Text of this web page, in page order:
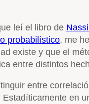
leí el libro de
probabilístico, me
existe y que el
entre distintos
entre
Estadíticamente en